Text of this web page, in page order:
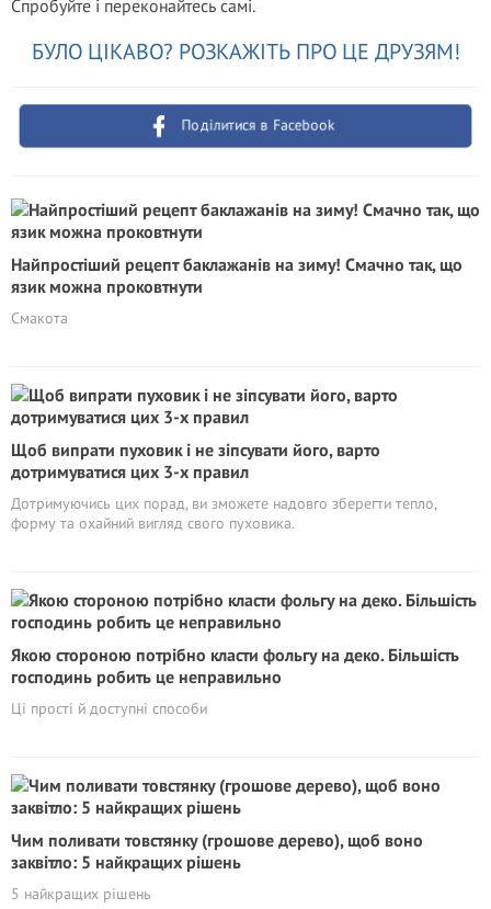
Спробуйте і переконайтесь самі.
БУЛО ЦІКАВО? РОЗКАЖІТЬ ПРО ЦЕ ДРУЗЯМ!
Поділитися в Facebook
Найпростіший рецепт баклажанів на зиму! Смачно так, що
язик можна проковтнути
Смакота
Щоб випрати пуховик і не зіпсувати його, варто
дотримуватися цих 3-х правил
Дотримуючись цих порад, ви зможете надовго зберегти тепло,
форму та охайний вигляд свого пуховика.
Якою стороною потрібно класти фольгу на деко. Більшість
господинь робить це неправильно
Ці прості й доступні способи
Чим поливати товстянку (грошове дерево), щоб воно
заквітло: 5 найкращих рішень
5 найкращих рішень